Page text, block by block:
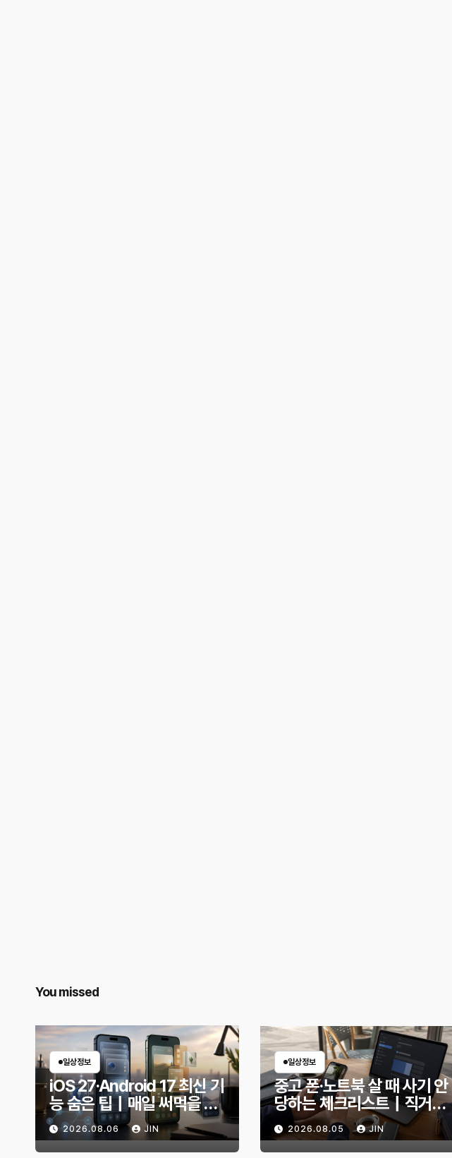
You missed
일상정보
iOS 27·Android 17 최신 기
능 숨은 팁｜매일 써먹을 만
한 기능만 골랐다
2026.08.06 JIN
일상정보
중고 폰·노트북 살 때 사기 안
당하는 체크리스트｜직거래
전 무엇을 확인해야 할까?
2026.08.05 JIN